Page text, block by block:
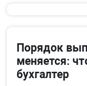
Порядок
меняется:
бухгалтер